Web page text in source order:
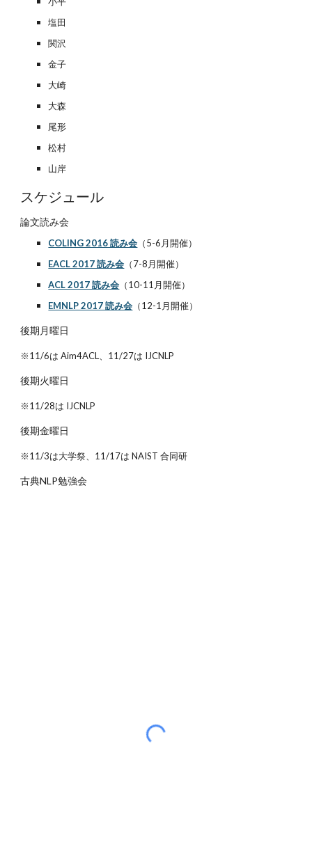
塩田
関沢
金子
大崎
大森
尾形
松村
山岸
スケジュール
論文読み会
COLING 2016 読み会 （5-6月開催）
EACL 2017 読み会 （7-8月開催）
ACL 2017 読み会 （10-11月開催）
EMNLP 2017 読み会 （12-1月開催）
後期月曜日
※11/6は Aim4ACL、11/27は IJCNLP
後期火曜日
※11/28は IJCNLP
後期金曜日
※11/3は大学祭、11/17は NAIST 合同研
古典NLP勉強会